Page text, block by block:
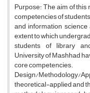
Purpose: The aim of
competencies of
and information
extent to which
students of library
University of Mashhad
core competencies.
Design/
theoretical-applied and